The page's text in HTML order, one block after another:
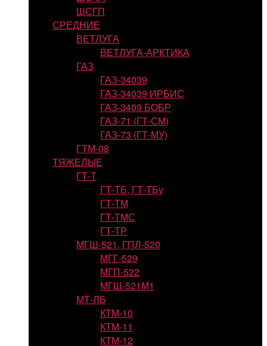
ШСГП
СРЕДНИЕ
ВЕТЛУГА
ВЕТЛУГА-АРКТИКА
ГАЗ
ГАЗ-34039
ГАЗ-34039 ИРБИС
ГАЗ-3409 БОБР
ГАЗ-71 (ГТ-СМ)
ГАЗ-73 (ГТ-МУ)
ГТМ-08
ТЯЖЕЛЫЕ
ГТ-Т
ГТ-ТБ, ГТ-ТБу
ГТ-ТМ
ГТ-ТМС
ГТ-ТР
МГШ-521, ГПЛ-520
МГГ-529
МГП-522
МГШ-521М1
МТ-ЛБ
КТМ-10
КТМ-11
КТМ-12